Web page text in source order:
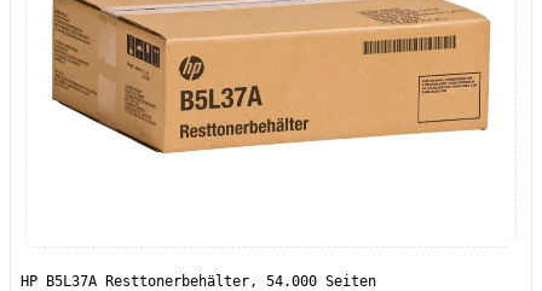
HP B5L37A Resttonerbehälter, 54.000 Seiten